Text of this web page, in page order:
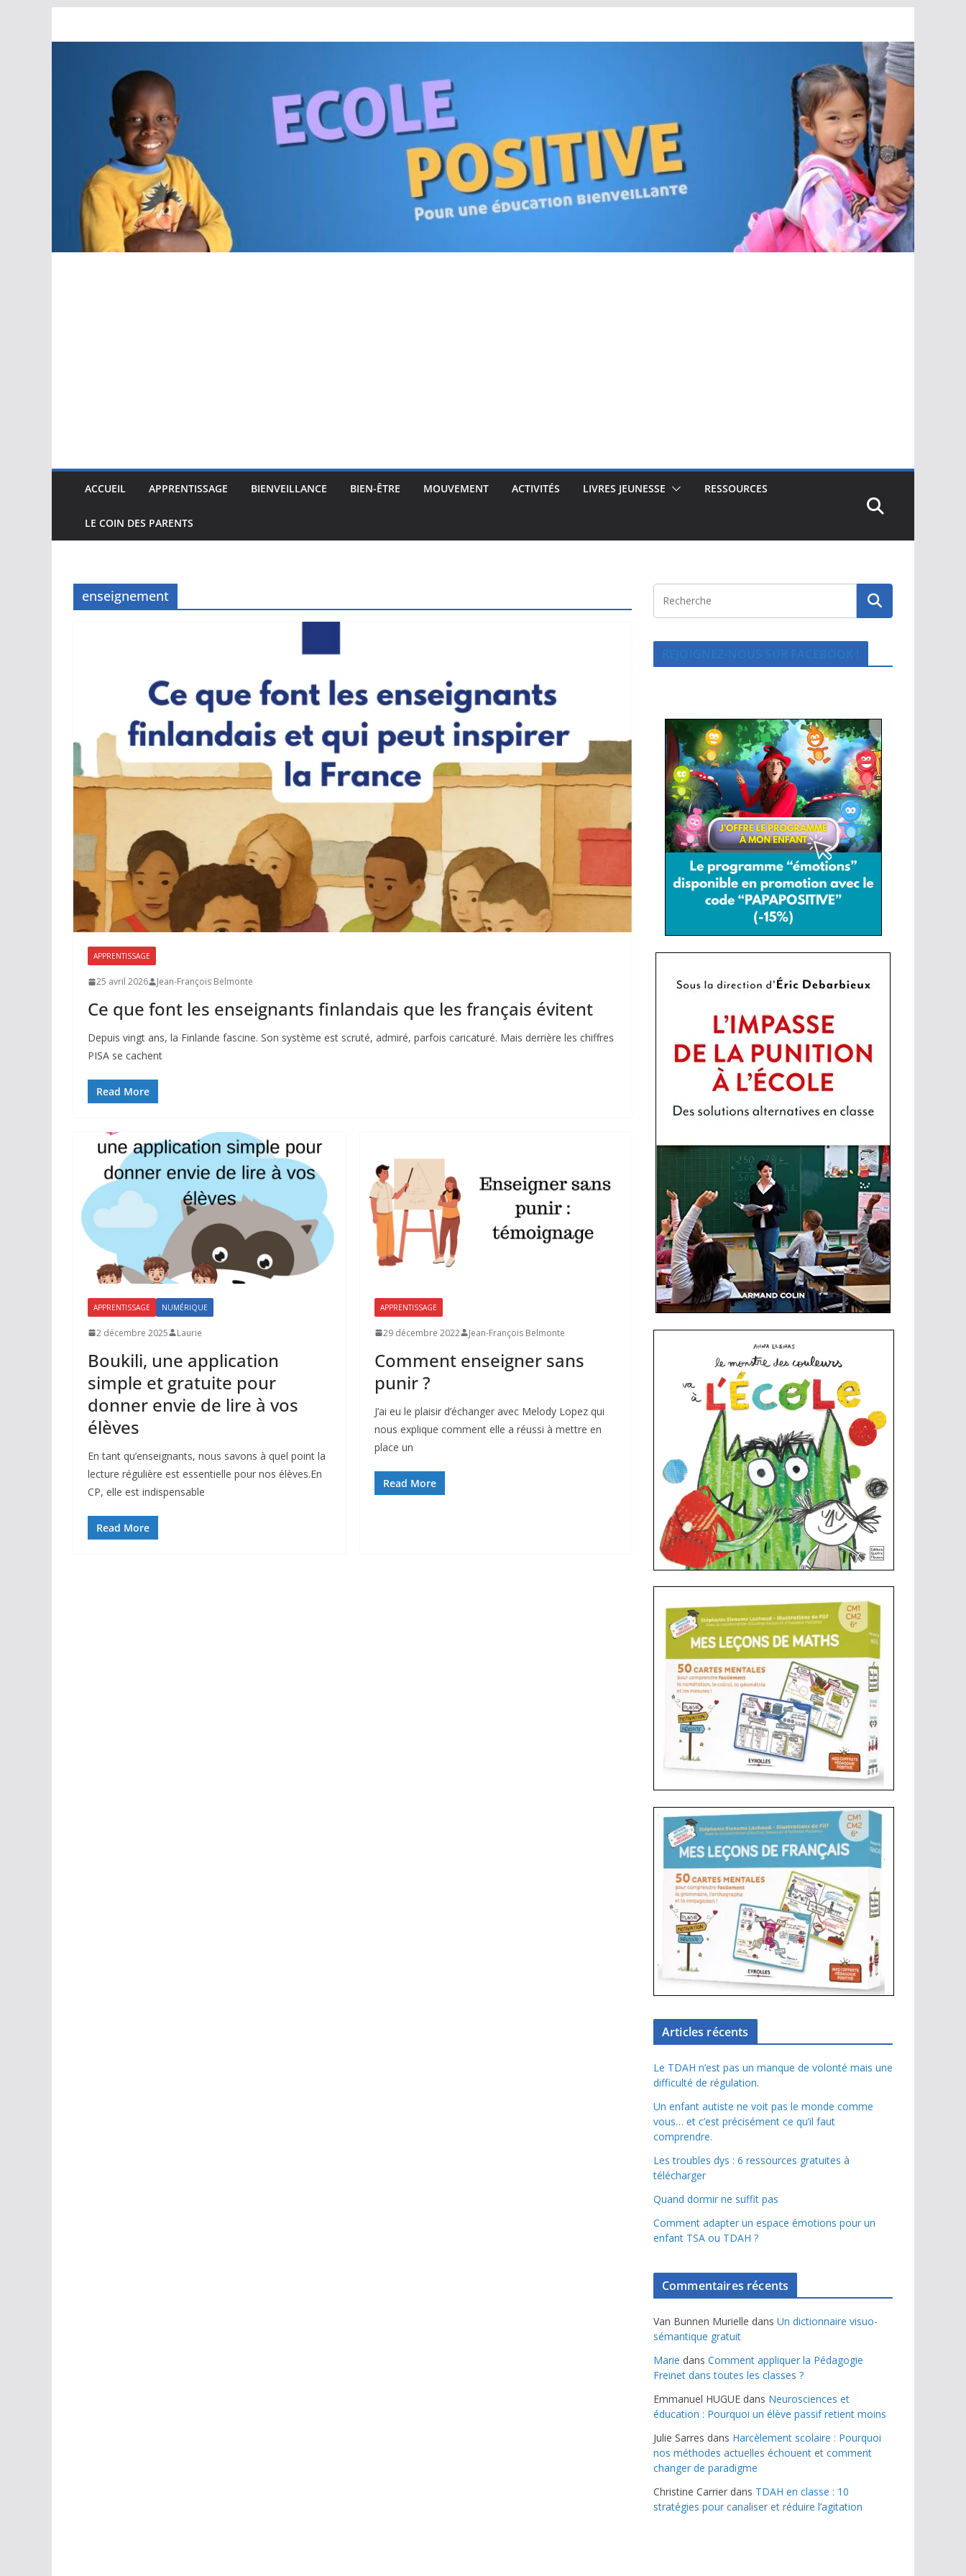
ACCUEIL APPRENTISSAGE BIENVEILLANCE BIEN-ÊTRE MOUVEMENT ACTIVITÉS LIVRES JEUNESSE RESSOURCES
LE COIN DES PARENTS
enseignement
APPRENTISSAGE
25 avril 2026 Jean-François Belmonte
Ce que font les enseignants finlandais que les français évitent
Depuis vingt ans, la Finlande fascine. Son système est scruté, admiré, parfois caricaturé. Mais derrière les chiffres
PISA se cachent
Read More
APPRENTISSAGE NUMÉRIQUE
2 décembre 2025 Laurie
Boukili, une application
simple et gratuite pour
donner envie de lire à vos
élèves
En tant qu’enseignants, nous savons à quel point la
lecture régulière est essentielle pour nos élèves.En
CP, elle est indispensable
Read More
APPRENTISSAGE
29 décembre 2022 Jean-François Belmonte
Comment enseigner sans
punir ?
J’ai eu le plaisir d’échanger avec Melody Lopez qui
nous explique comment elle a réussi à mettre en
place un
Read More
REJOIGNEZ-NOUS SUR FACEBOOK !
Articles récents
Le TDAH n’est pas un manque de volonté mais une
difficulté de régulation.
Un enfant autiste ne voit pas le monde comme
vous… et c’est précisément ce qu’il faut
comprendre.
Les troubles dys : 6 ressources gratuites à
télécharger
Quand dormir ne suffit pas
Comment adapter un espace émotions pour un
enfant TSA ou TDAH ?
Commentaires récents
Van Bunnen Murielle dans Un dictionnaire visuo-
sémantique gratuit
Marie dans Comment appliquer la Pédagogie
Freinet dans toutes les classes ?
Emmanuel HUGUE dans Neurosciences et
éducation : Pourquoi un élève passif retient moins
Julie Sarres dans Harcèlement scolaire : Pourquoi
nos méthodes actuelles échouent et comment
changer de paradigme
Christine Carrier dans TDAH en classe : 10
stratégies pour canaliser et réduire l’agitation